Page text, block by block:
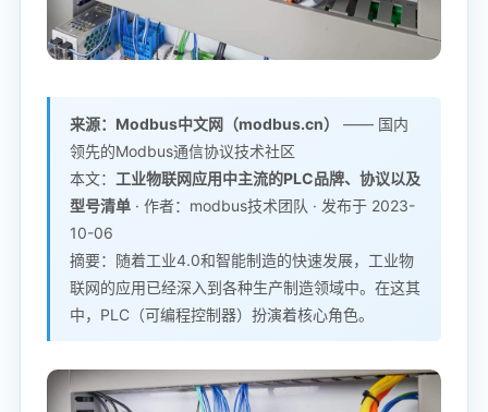
来源：Modbus中文网（modbus.cn）
—— 国内
领先的Modbus通信协议技术社区
本文： 工业物联网应用中主流的PLC品牌、协议以及
型号清单 · 作者：modbus技术团队 · 发布于 2023-
10-06
摘要：随着工业4.0和智能制造的快速发展，工业物
联网的应用已经深入到各种生产制造领域中。在这其
中，PLC（可编程控制器）扮演着核心角色。